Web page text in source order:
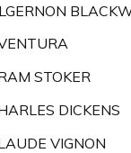
STOKER
DICKENS
VIGNON